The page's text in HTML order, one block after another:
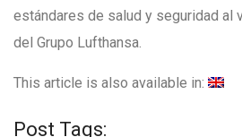
estándares de salud y seguridad al
del Grupo Lufthansa.
This article is also available in:
Post Tags: